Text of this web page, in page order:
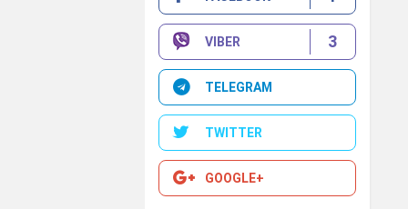
VIBER 3
TELEGRAM
TWITTER
GOOGLE+